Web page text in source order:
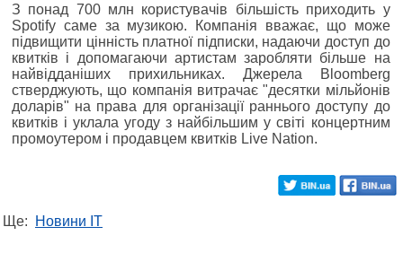
З понад 700 млн користувачів більшість приходить у
Spotify саме за музикою. Компанія вважає, що може
підвищити цінність платної підписки, надаючи доступ до
квитків і допомагаючи артистам заробляти більше на
найвідданіших прихильниках. Джерела Bloomberg
стверджують, що компанія витрачає "десятки мільйонів
доларів" на права для організації раннього доступу до
квитків і уклала угоду з найбільшим у світі концертним
промоутером і продавцем квитків Live Nation.
Ще: Новини IT